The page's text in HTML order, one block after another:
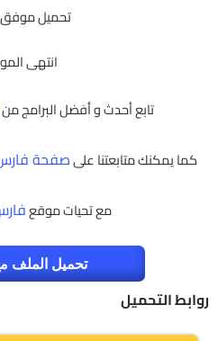
تحميل موفق
انتهى
تابع أحدث و أفضل البرامج من
كما يمكنك متابعتنا علىصفحة
مع تحيات موقع
تحميل الملف
روابط التحميل